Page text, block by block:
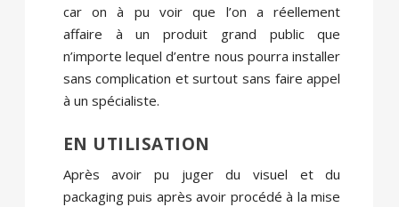
car on à pu voir que l’on a réellement
affaire à un produit grand public que
n’importe lequel d’entre nous pourra installer
sans complication et surtout sans faire appel
à un spécialiste.
EN UTILISATION
Après avoir pu juger du visuel et du
packaging puis après avoir procédé à la mise